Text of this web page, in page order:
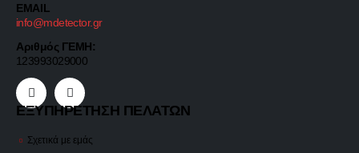
EMAIL
info@mdetector.gr
Αριθμός ΓΕΜΗ:
123993029000
ΕΞΥΠΗΡΕΤΗΣΗ ΠΕΛΑΤΩΝ
Σχετικά με εμάς